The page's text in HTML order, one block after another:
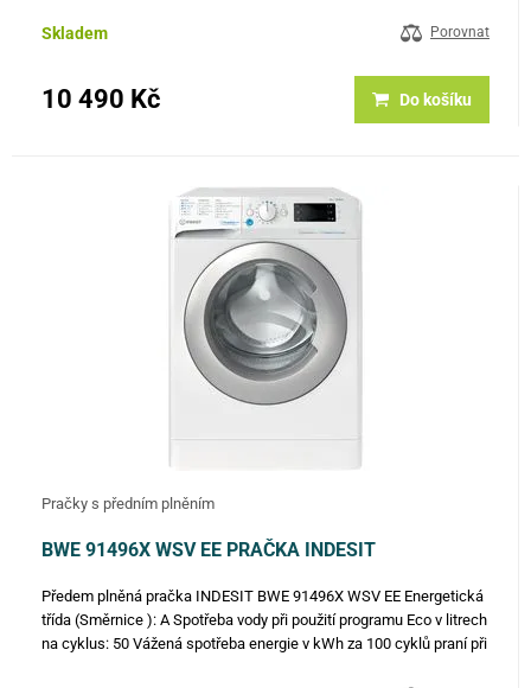
Skladem Porovnat
10 490 Kč Do košíku
Pračky s předním plněním
BWE 91496X WSV EE PRAČKA INDESIT
Předem plněná pračka INDESIT BWE 91496X WSV EE Energetická
třída (Směrnice ): A Spotřeba vody při použití programu Eco v litrech
na cyklus: 50 Vážená spotřeba energie v kWh za 100 cyklů praní při